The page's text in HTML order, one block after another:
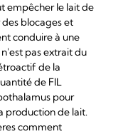
empêcher le lait de
blocages et
conduire à une
pas extrait du
de la
de FIL
pour
production de lait.
comment